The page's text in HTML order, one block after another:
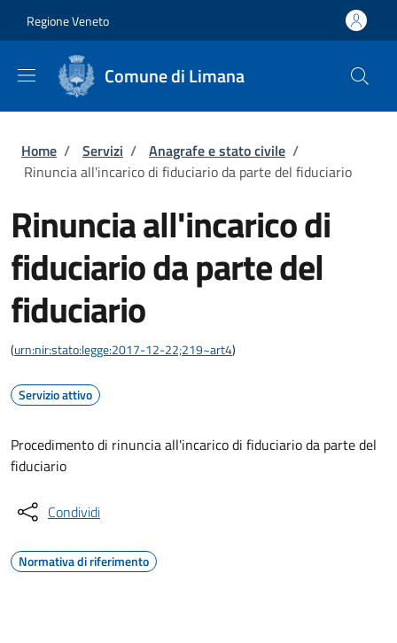
Regione Veneto
Comune di Limana
Briciole di pane
Home / Servizi / Anagrafe e stato civile /
Rinuncia all'incarico di fiduciario da parte del fiduciario
Rinuncia all'incarico di
fiduciario da parte del
fiduciario
(urn:nir:stato:legge:2017-12-22;219~art4)
Servizio attivo
Procedimento di rinuncia all'incarico di fiduciario da parte del
fiduciario
Condividi
Normativa di riferimento